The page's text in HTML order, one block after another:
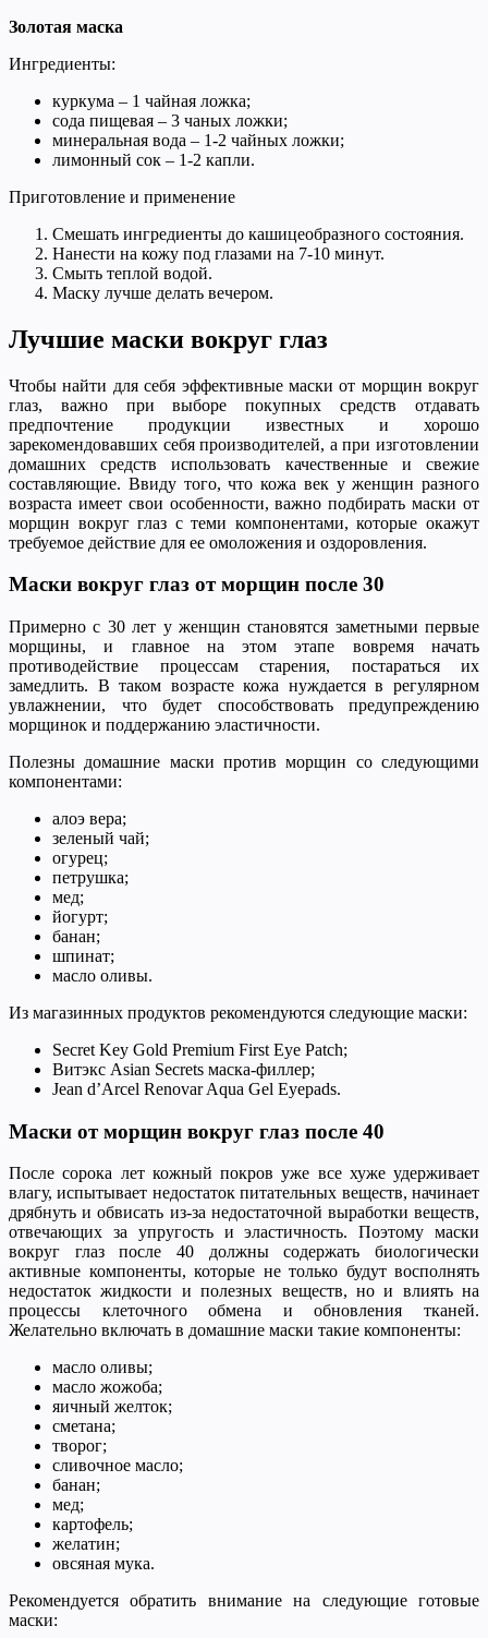
Золотая маска
Ингредиенты:
куркума – 1 чайная ложка;
сода пищевая – 3 чаных ложки;
минеральная вода – 1-2 чайных ложки;
лимонный сок – 1-2 капли.
Приготовление и применение
Смешать ингредиенты до кашицеобразного состояния.
Нанести на кожу под глазами на 7-10 минут.
Смыть теплой водой.
Маску лучше делать вечером.
Лучшие маски вокруг глаз
Чтобы найти для себя эффективные маски от морщин вокруг
глаз, важно при выборе покупных средств отдавать
предпочтение продукции известных и хорошо
зарекомендовавших себя производителей, а при изготовлении
домашних средств использовать качественные и свежие
составляющие. Ввиду того, что кожа век у женщин разного
возраста имеет свои особенности, важно подбирать маски от
морщин вокруг глаз с теми компонентами, которые окажут
требуемое действие для ее омоложения и оздоровления.
Маски вокруг глаз от морщин после 30
Примерно с 30 лет у женщин становятся заметными первые
морщины, и главное на этом этапе вовремя начать
противодействие процессам старения, постараться их
замедлить. В таком возрасте кожа нуждается в регулярном
увлажнении, что будет способствовать предупреждению
морщинок и поддержанию эластичности.
Полезны домашние маски против морщин со следующими
компонентами:
алоэ вера;
зеленый чай;
огурец;
петрушка;
мед;
йогурт;
банан;
шпинат;
масло оливы.
Из магазинных продуктов рекомендуются следующие маски:
Secret Key Gold Premium First Eye Patch;
Витэкс Asian Secrets маска-филлер;
Jean d’Arcel Renovar Aqua Gel Eyepads.
Маски от морщин вокруг глаз после 40
После сорока лет кожный покров уже все хуже удерживает
влагу, испытывает недостаток питательных веществ, начинает
дрябнуть и обвисать из-за недостаточной выработки веществ,
отвечающих за упругость и эластичность. Поэтому маски
вокруг глаз после 40 должны содержать биологически
активные компоненты, которые не только будут восполнять
недостаток жидкости и полезных веществ, но и влиять на
процессы клеточного обмена и обновления тканей.
Желательно включать в домашние маски такие компоненты:
масло оливы;
масло жожоба;
яичный желток;
сметана;
творог;
сливочное масло;
банан;
мед;
картофель;
желатин;
овсяная мука.
Рекомендуется обратить внимание на следующие готовые
маски: